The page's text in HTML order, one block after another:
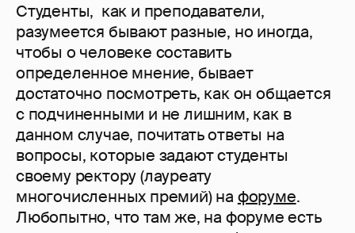
Студенты, как и преподаватели,
разумеется бывают разные, но иногда,
чтобы о человеке составить
определенное мнение, бывает
достаточно посмотреть, как он общается
с подчиненными и не лишним, как в
данном случае, почитать ответы на
вопросы, которые задают студенты
своему ректору (лауреату
многочисленных премий) на форуме.
Любопытно, что там же, на форуме есть